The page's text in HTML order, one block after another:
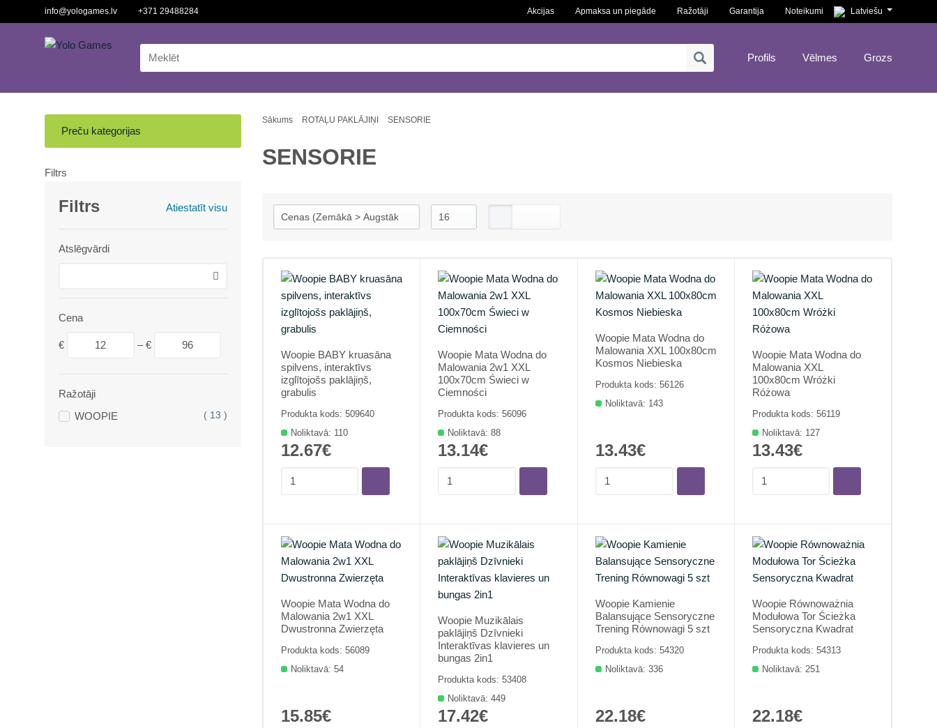
info@yologames.lv +371 29488284 Akcijas Apmaksa un piegāde Ražotāji Garantija Noteikumi Latviešu
Profils Vēlmes Grozs
Preču kategorijas
Filtrs
Filtrs Atiestatīt visu
Atslēgvārdi
Cena
€ – €
Ražotāji
WOOPIE
( 13 )
Sākums ROTAĻU PAKLĀJIŅI SENSORIE
SENSORIE
Woopie BABY kruasāna
spilvens, interaktīvs
izglītojošs paklājiņš,
grabulis
Produkta kods: 509640
Noliktavā: 110
12.67€
Woopie Mata Wodna do
Malowania 2w1 XXL
100x70cm Świeci w
Ciemności
Produkta kods: 56096
Noliktavā: 88
13.14€
Woopie Mata Wodna do
Malowania XXL 100x80cm
Kosmos Niebieska
Produkta kods: 56126
Noliktavā: 143
13.43€
Woopie Mata Wodna do
Malowania XXL
100x80cm Wróżki
Różowa
Produkta kods: 56119
Noliktavā: 127
13.43€
Woopie Mata Wodna do
Malowania 2w1 XXL
Dwustronna Zwierzęta
Produkta kods: 56089
Noliktavā: 54
15.85€
Woopie Muzikālais
paklājiņš Dzīvnieki
Interaktīvas klavieres un
bungas 2in1
Produkta kods: 53408
Noliktavā: 449
17.42€
Woopie Kamienie
Balansujące Sensoryczne
Trening Równowagi 5 szt
Produkta kods: 54320
Noliktavā: 336
22.18€
Woopie Równoważnia
Modułowa Tor Ścieżka
Sensoryczna Kwadrat
Produkta kods: 54313
Noliktavā: 251
22.18€